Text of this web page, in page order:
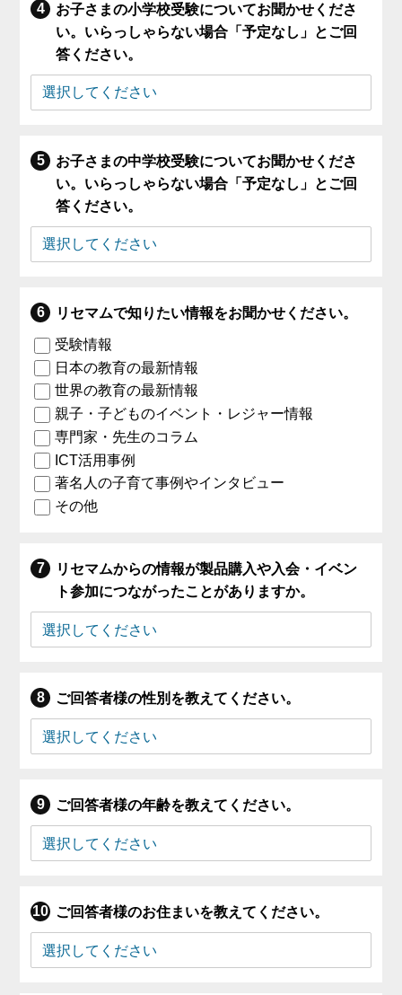
お子さまの小学校受験についてお聞かせくださ
い。いらっしゃらない場合「予定なし」とご回
答ください。
お子さまの中学校受験についてお聞かせくださ
い。いらっしゃらない場合「予定なし」とご回
答ください。
リセマムで知りたい情報をお聞かせください。
受験情報
日本の教育の最新情報
世界の教育の最新情報
親子・子どものイベント・レジャー情報
専門家・先生のコラム
ICT活用事例
著名人の子育て事例やインタビュー
その他
リセマムからの情報が製品購入や入会・イベン
ト参加につながったことがありますか。
ご回答者様の性別を教えてください。
ご回答者様の年齢を教えてください。
ご回答者様のお住まいを教えてください。